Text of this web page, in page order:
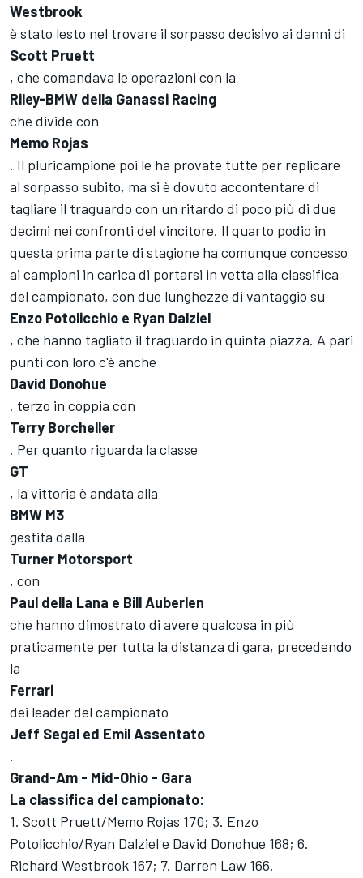
Westbrook
è stato lesto nel trovare il sorpasso decisivo ai danni di
Scott Pruett
, che comandava le operazioni con la
Riley-BMW della Ganassi Racing
che divide con
Memo Rojas
. Il pluricampione poi le ha provate tutte per replicare
al sorpasso subito, ma si è dovuto accontentare di
tagliare il traguardo con un ritardo di poco più di due
decimi nei confronti del vincitore. Il quarto podio in
questa prima parte di stagione ha comunque concesso
ai campioni in carica di portarsi in vetta alla classifica
del campionato, con due lunghezze di vantaggio su
Enzo Potolicchio e Ryan Dalziel
, che hanno tagliato il traguardo in quinta piazza. A pari
punti con loro c'è anche
David Donohue
, terzo in coppia con
Terry Borcheller
. Per quanto riguarda la classe
GT
, la vittoria è andata alla
BMW M3
gestita dalla
Turner Motorsport
, con
Paul della Lana e Bill Auberlen
che hanno dimostrato di avere qualcosa in più
praticamente per tutta la distanza di gara, precedendo
la
Ferrari
dei leader del campionato
Jeff Segal ed Emil Assentato
.
Grand-Am - Mid-Ohio - Gara
La classifica del campionato:
1. Scott Pruett/Memo Rojas 170; 3. Enzo
Potolicchio/Ryan Dalziel e David Donohue 168; 6.
Richard Westbrook 167; 7. Darren Law 166.